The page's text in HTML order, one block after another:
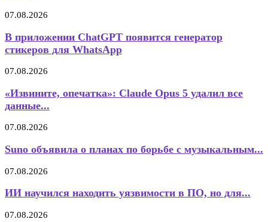
07.08.2026
В приложении ChatGPT появится генератор
стикеров для WhatsApp
07.08.2026
«Извините, опечатка»: Claude Opus 5 удалил все
данные...
07.08.2026
Suno объявила о планах по борьбе с музыкальным...
07.08.2026
ИИ научился находить уязвимости в ПО, но для...
07.08.2026